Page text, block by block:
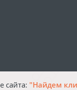
сайта: "Найдем